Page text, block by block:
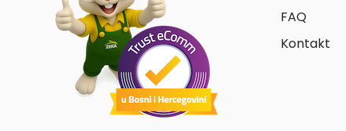
FAQ
Kontakt